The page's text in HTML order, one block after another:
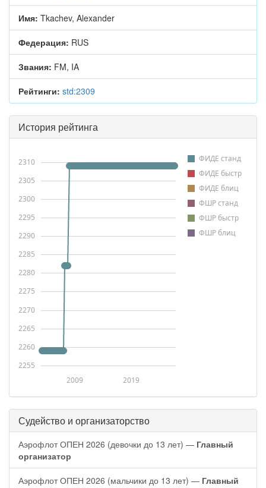
Имя: Tkachev, Alexander
Федерация: RUS
Звания: FM, IA
Рейтинги: std:2309
История рейтинга
ФИДЕ станд
ФИДЕ быстр
ФИДЕ блиц
ФШР станд
ФШР быстр
ФШР блиц
2009 2019
2255
2260
2265
2270
2275
2280
2285
2290
2295
2300
2305
2310
Судейство и организаторство
Аэрофлот ОПЕН 2026 (девочки до 13 лет) — Главный
организатор
Аэрофлот ОПЕН 2026 (мальчики до 13 лет) — Главный